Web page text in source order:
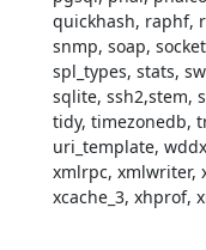
quickhash, raphf,
snmp, soap,
spl_types, stats,
sqlite, ssh2,stem,
tidy, timezonedb,
uri_template,
xmlrpc, xmlwriter,
xcache_3, xhprof,